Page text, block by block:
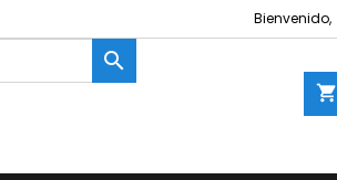
Bienvenido,
shopping_cart
